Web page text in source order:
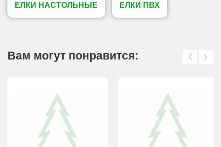
ЕЛКИ НАСТОЛЬНЫЕ ЕЛКИ ПВХ
Вам могут понравится: